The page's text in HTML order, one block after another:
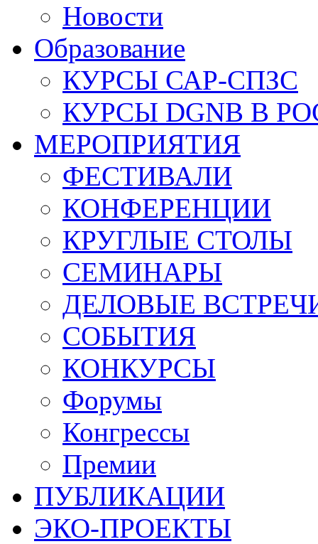
Новости
Образование
КУРСЫ САР-СПЗС
КУРСЫ DGNB В
МЕРОПРИЯТИЯ
ФЕСТИВАЛИ
КОНФЕРЕНЦИИ
КРУГЛЫЕ СТОЛЫ
СЕМИНАРЫ
ДЕЛОВЫЕ
СОБЫТИЯ
КОНКУРСЫ
Форумы
Конгрессы
Премии
ПУБЛИКАЦИИ
ЭКО-ПРОЕКТЫ